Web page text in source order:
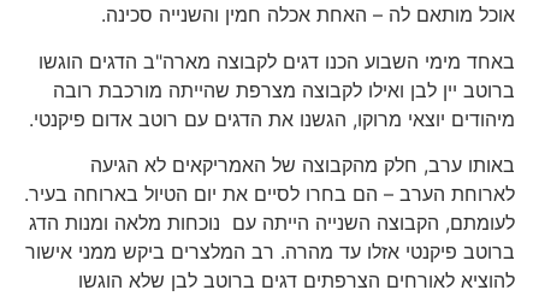
אוכל מותאם לה – האחת אכלה חמין והשנייה סכינה.
באחד מימי השבוע הכנו דגים לקבוצה מארה"ב הדגים הוגשו
ברוטב יין לבן ואילו לקבוצה מצרפת שהייתה מורכבת רובה
מיהודים יוצאי מרוקו, הגשנו את הדגים עם רוטב אדום פיקנטי.
באותו ערב, חלק מהקבוצה של האמריקאים לא הגיעה
לארוחת הערב – הם בחרו לסיים את יום הטיול בארוחה בעיר.
לעומתם, הקבוצה השנייה הייתה עם נוכחות מלאה ומנות הדג
ברוטב פיקנטי אזלו עד מהרה. רב המלצרים ביקש ממני אישור
להוציא לאורחים הצרפתים דגים ברוטב לבן שלא הוגשו